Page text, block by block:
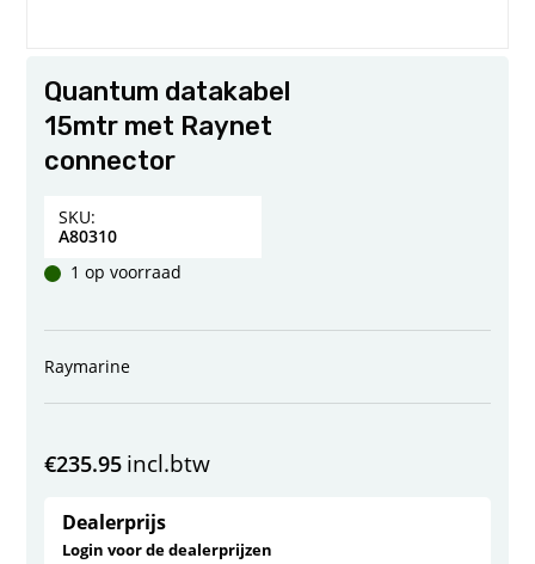
Quantum datakabel
15mtr met Raynet
connector
SKU:
A80310
1 op voorraad
Raymarine
€235.95 incl.btw
Dealerprijs
Login voor de dealerprijzen